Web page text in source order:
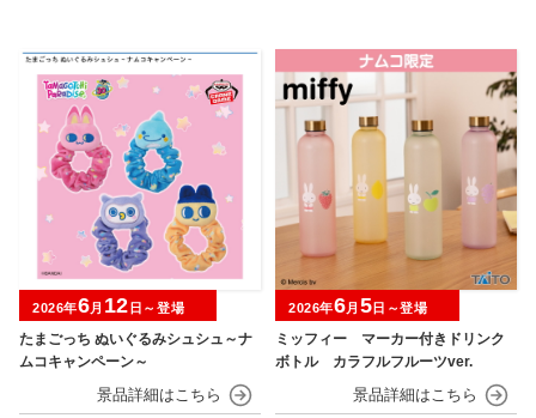
たまごっち ぬいぐるみシュシュ～ナ
ムコキャンペーン～
2026年6月 12 日～登場
ミッフィー マーカー付きドリンク
ボトル カラフルフルーツver.
2026年6月 5日～登場